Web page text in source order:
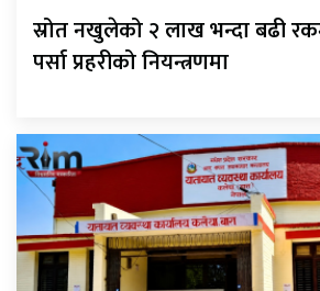
स्रोत नखुलेको २ लाख भन्दा बढी
पर्सा प्रहरीको नियन्त्रणमा